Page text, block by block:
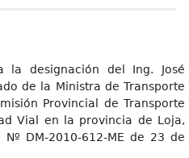
la designación del Ing. José
de la Ministra de Transporte
Provincial de Transporte
Vial en la provincia de Loja,
DM-2010-612-ME de 23 de